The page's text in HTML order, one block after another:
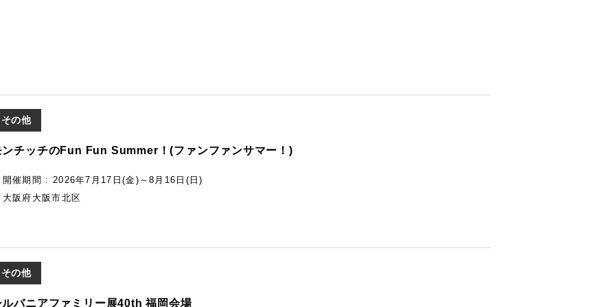
その他
ンチッチのFun Fun Summer！(ファンファンサマー！)
開催期間 : 2026年7月17日(金)～8月16日(日)
大阪府大阪市北区
その他
ルバニアファミリー展40th 福岡会場